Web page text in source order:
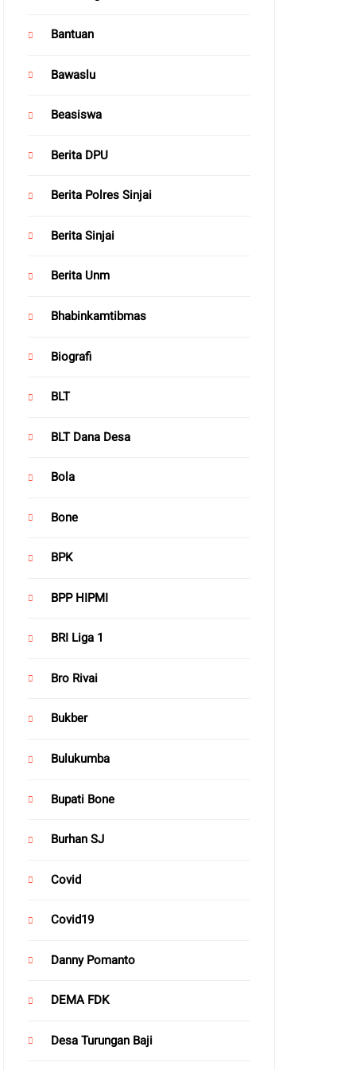
Bantuan
Bawaslu
Beasiswa
Berita DPU
Berita Polres Sinjai
Berita Sinjai
Berita Unm
Bhabinkamtibmas
Biografi
BLT
BLT Dana Desa
Bola
Bone
BPK
BPP HIPMI
BRI Liga 1
Bro Rivai
Bukber
Bulukumba
Bupati Bone
Burhan SJ
Covid
Covid19
Danny Pomanto
DEMA FDK
Desa Turungan Baji